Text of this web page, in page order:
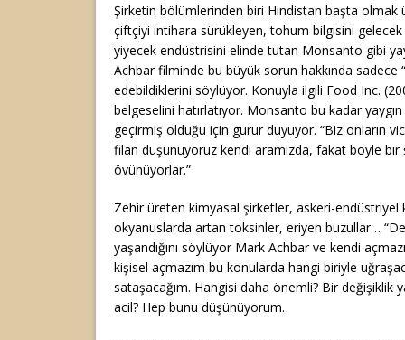
Şirketin bölümlerinden biri Hindistan başta olmak
çiftçiyi intihara sürükleyen, tohum bilgisini gelecek
yiyecek endüstrisini elinde tutan Monsanto gibi
Achbar filminde bu büyük sorun hakkında sadece
edebildiklerini söylüyor. Konuyla ilgili Food Inc.
belgeselini hatırlatıyor. Monsanto bu kadar
geçirmiş olduğu için gurur duyuyor. “Biz onların
filan düşünüyoruz kendi aramızda, fakat böyle bir
övünüyorlar.”
Zehir üreten kimyasal şirketler, askeri-endüstriyel
okyanuslarda artan toksinler, eriyen buzullar…
yaşandığını söylüyor Mark Achbar ve kendi
kişisel açmazım bu konularda hangi biriyle
sataşacağım. Hangisi daha önemli? Bir değişiklik
acil? Hep bunu düşünüyorum.